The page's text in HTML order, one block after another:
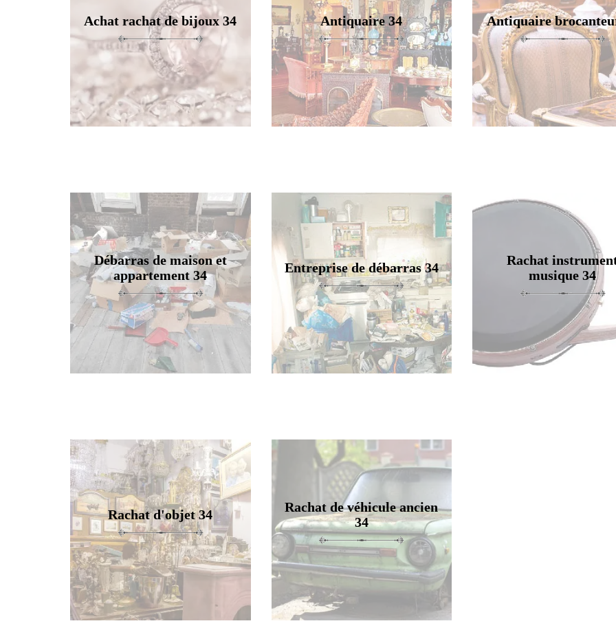
Achat rachat de bijoux 34 Antiquaire 34 Antiquaire
Débarras de maison et
appartement 34
Entreprise de débarras 34
Rachat
musique 34
Rachat d'objet 34
Rachat de véhicule ancien
34